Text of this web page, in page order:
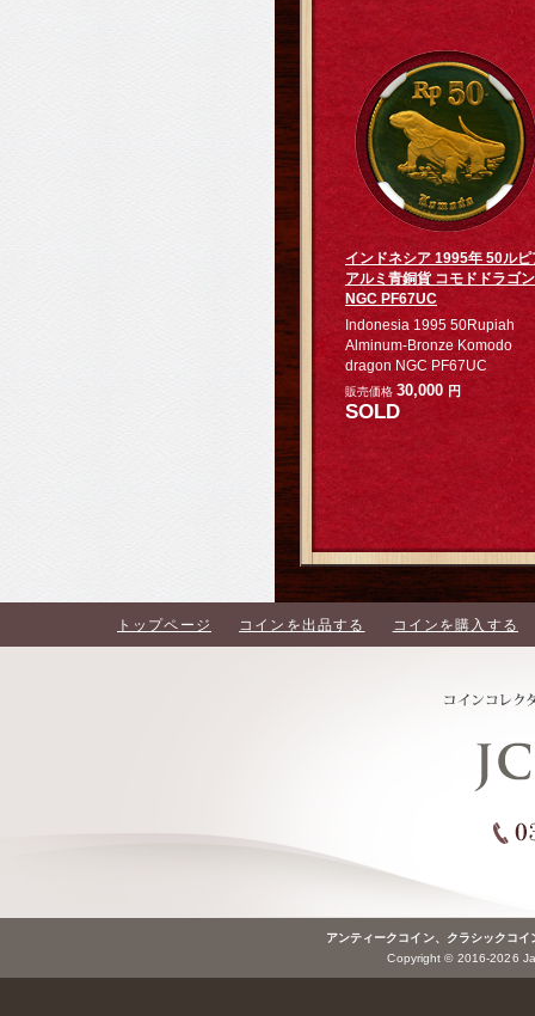
インドネシア 1995年 50ルピ
アルミ青銅貨 コモドドラゴン
NGC PF67UC
Indonesia 1995 50Rupiah
Alminum-Bronze Komodo
dragon NGC PF67UC
販売価格 30,000 円
SOLD
トップページ コインを出品する コインを購入する
アンティークコイン、クラシックコ
Copyright © 2016-2026